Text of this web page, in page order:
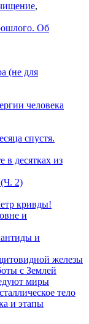
,
Об
(не для
человека
спустя.
в десятках из
2)
кривды!
и
и
железы
с Землей
миры
тело
и этапы